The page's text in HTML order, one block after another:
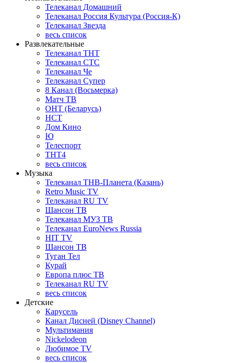
Телеканал Домашний
Телеканал Россия Культура (Россия-К)
Телеканал Звезда
весь список
Развлекательные
Телеканал ТНТ
Телеканал СТС
Телеканал Че
Телеканал Супер
8 Канал (Восьмерка)
Матч ТВ
ОНТ (Беларусь)
НСТ
Дом Кино
Ю
Телеспорт
ТНТ4
весь список
Музыка
Телеканал ТНВ-Планета (Казань)
Retro Music TV
Телеканал RU TV
Шансон ТВ
Телеканал МУЗ ТВ
Телеканал EuroNews Russia
HIT TV
Шансон ТВ
Туган Тел
Курай
Европа плюс ТВ
Телеканал RU TV
весь список
Детские
Карусель
Канал Дисней (Disney Channel)
Мультимания
Nickelodeon
Любимое TV
весь список